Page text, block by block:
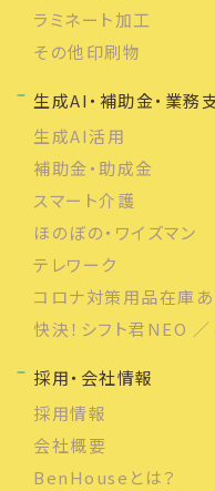
ラミネート加工
その他印刷物
生成AI・補助金・業務
生成AI活用
補助金・助成金
スマート介護
ほのぼの・ワイズマン
テレワーク
コロナ対策用品在庫あ
快決！シフト君NEO ／
採用・会社情報
採用情報
会社概要
BenHouseとは？